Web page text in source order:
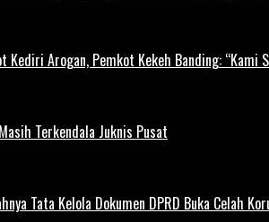
Kediri Arogan, Pemkot Kekeh Banding: “Kami
Terkendala Juknis Pusat
Tata Kelola Dokumen DPRD Buka Celah